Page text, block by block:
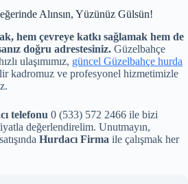
Alınsın, Yüzünüz Gülsün!
hem çevreye katkı sağlamak hem de
doğru adrestesiniz. Güzelbahçe
ulaşımımız, güncel Güzelbahçe hurda
kadromuz ve profesyonel hizmetimizle
telefonu 0 (533) 572 2466 ile bizi
değerlendirelim. Unutmayın,
Hurdacı Firma ile çalışmak her